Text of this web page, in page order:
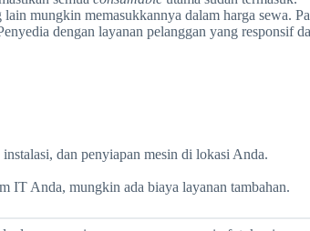
mungkin memasukkannya dalam harga sewa.
dengan layanan pelanggan yang responsif
dan penyiapan mesin di lokasi Anda.
IT Anda, mungkin ada biaya layanan tambahan.